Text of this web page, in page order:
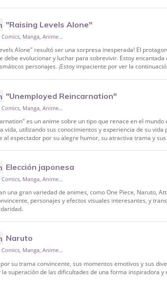
"Raising Levels Alone"
Comics, Manga, Anime...
Alone" resultó ser una sorpresa inesperada! El
debe evolucionar y luchar para sobrevivir. Estoy
personajes. ¡Estoy impaciente por ver la
"Unemployed Reincarnation"
Comics, Manga, Anime...
es un anime sobre un tipo que renace en el
vida, utilizando sus conocimientos y experiencia de su
al espectador por su alegre humor, su atractiva trama y
Elección japonesa
Comics, Manga, Anime...
una gran variedad de animes, como One Piece, Naruto,
personajes y efectos visuales interesantes, y
Naruto
Comics, Manga, Anime...
su trama convincente, sus momentos emotivos y sus
superación de las dificultades de una forma inspiradora y